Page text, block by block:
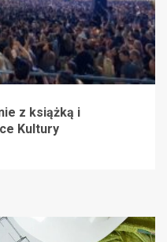
z książką i
Kultury